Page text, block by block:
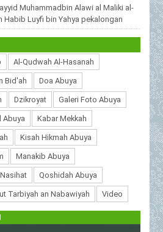
Muhammadbin Alawi al Maliki al-
Habib Luyfi bin Yahya pekalongan
- Kekaromahan Abuya As S...
Al-Qudwah Al-Hasanah
Bid'ah Doa Abuya
Dzikroyat Galeri Foto Abuya
Abuya Kabar Mekkah
Kisah Hikmah Abuya
Manakib Abuya
Nasihat Qoshidah Abuya
Tarbiyah an Nabawiyah Video